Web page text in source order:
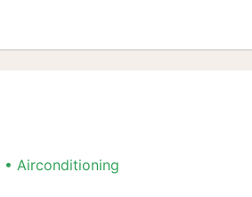
Airconditioning